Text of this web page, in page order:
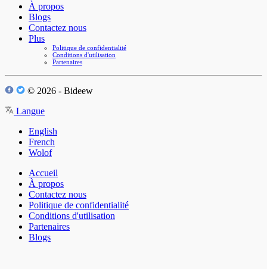
À propos
Blogs
Contactez nous
Plus
Politique de confidentialité
Conditions d'utilisation
Partenaires
© 2026 - Bideew
Langue
English
French
Wolof
Accueil
À propos
Contactez nous
Politique de confidentialité
Conditions d'utilisation
Partenaires
Blogs